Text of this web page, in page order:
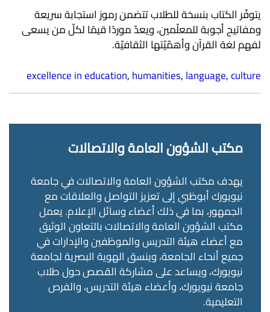
يتوفّر الكتاب بنسخة للطلاب تتضمن رموز استجابة سريعة
ومفاتيح أجوبة للمعلّمين، ويعدّ موردًا قيمًا لكلّ من يسعى
لفهم لغة القرآن وأهمّيّتها الثقافيّة.
excellence in education,humanities,language,culture
مكتب الشؤون العامة والاتصالات
يهدف مكتب الشؤون العامة والاتصالات في جامعة
نيويورك أبوظبي إلى تعزيز التواصل والعلاقات مع
الجمهور، بما في ذلك أعضاء وسائل الإعلام. يعمل
مكتب الشؤون العامة والاتصالات بالتعاون الوثيق
مع أعضاء هيئة التدريس والموظفين والإدارات في
جميع أنحاء الجامعة، وينسق الهوية البصرية لجامعة
نيويورك، ويساعد على مشاركة القصص حول طلاب
جامعة نيويورك، وأعضاء هيئة التدريس، والفرص
التعليمية.